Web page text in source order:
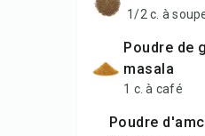
1/2 c. à
poudre de garam
masala
1 c. à café
poudre d'amchur